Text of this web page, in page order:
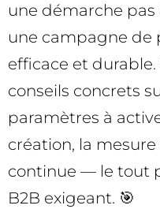
une démarche
une campagne de
efficace et
conseils concrets
paramètres à
création, la
continue — le tout
B2B exigeant. 🎯